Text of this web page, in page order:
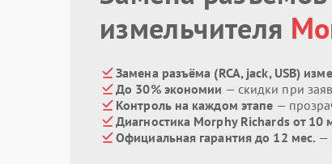
измельчителя
Замена разъёма (RCA, jack, USB)
До 30% экономии — скидки при
Контроль на каждом этапе —
Диагностика Morphy Richards от 10
Официальная гарантия до 12 мес. —